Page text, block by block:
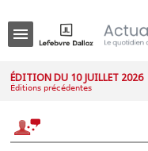
ÉDITION DU 10 JUILLET 2026
Éditions précédentes